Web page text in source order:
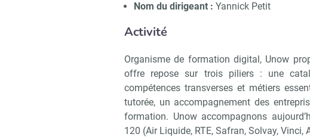
Nom du dirigeant : Yannick Petit
Activité
Organisme de formation digital, Unow
offre repose sur trois piliers : une
compétences transverses et métiers
tutorée, un accompagnement des
formation. Unow accompagnons
120 (Air Liquide, RTE, Safran, Solvay, Vinci,